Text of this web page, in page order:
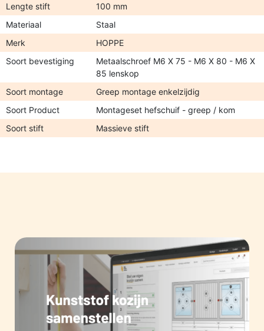
Lengte stift
100 mm
Materiaal
Staal
Merk
HOPPE
Soort bevestiging
Metaalschroef M6 X 75 - M6 X 80 - M6 X
85 lenskop
Soort montage
Greep montage enkelzijdig
Soort Product
Montageset hefschuif - greep / kom
Soort stift
Massieve stift